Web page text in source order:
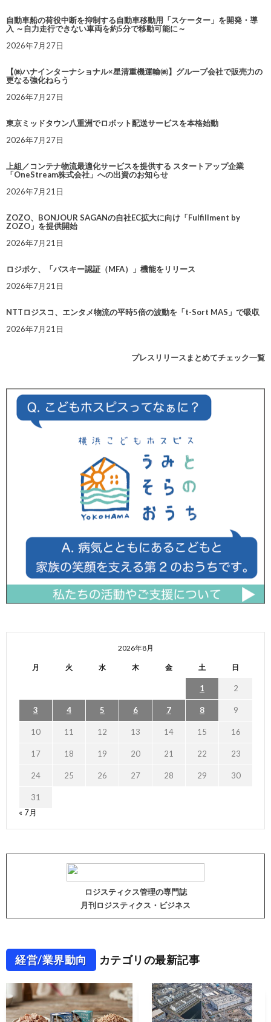
自動車船の荷役中断を抑制する自動車移動用「スケーター」を開発・導
入 ～自力走行できない車両を約5分で移動可能に～
2026年7月27日
【㈱ハナインターナショナル×星清重機運輸㈱】グループ会社で販売力の
更なる強化ねらう
2026年7月27日
東京ミッドタウン八重洲でロボット配送サービスを本格始動
2026年7月27日
上組／コンテナ物流最適化サービスを提供する スタートアップ企業
「OneStream株式会社」への出資のお知らせ
2026年7月21日
ZOZO、BONJOUR SAGANの自社EC拡大に向け「Fulfillment by
ZOZO」を提供開始
2026年7月21日
ロジポケ、「パスキー認証（MFA）」機能をリリース
2026年7月21日
NTTロジスコ、エンタメ物流の平時5倍の波動を「t-Sort MAS」で吸収
2026年7月21日
プレスリリースまとめてチェック一覧
2026年8月
月 火 水 木 金 土 日
1 2
3 4 5 6 7 8 9
10 11 12 13 14 15 16
17 18 19 20 21 22 23
24 25 26 27 28 29 30
31
« 7月
ロジスティクス管理の専門誌
月刊ロジスティクス・ビジネス
経営/業界動向 カテゴリの最新記事